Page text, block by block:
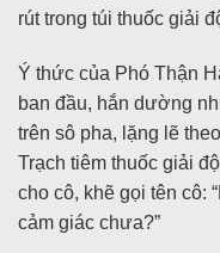
rút trong túi thuốc giải
Ý thức của Phó Thận
ban đầu, hắn dường
trên sô pha, lặng lẽ
Trạch tiêm thuốc giải
cho cô, khẽ gọi tên cô:
cảm giác chưa?”